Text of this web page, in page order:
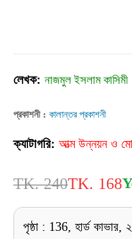
লেখক: নাজমুল ইসলাম কাসিমী
প্রকাশনী : কালান্তর প্রকাশনী
ক্যাটাগরি: আত্ম উন্নয়ন ও
TK. 240TK. 168
পৃষ্ঠা : 136, হার্ড